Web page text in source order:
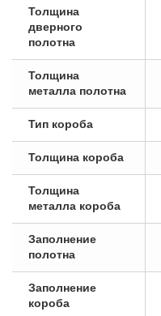
Толщина
дверного
полотна
Толщина
металла полотна
Тип короба
Толщина короба
Толщина
металла короба
Заполнение
полотна
Заполнение
короба